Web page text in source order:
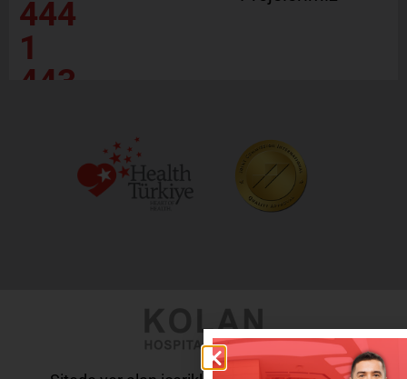
444
1
443